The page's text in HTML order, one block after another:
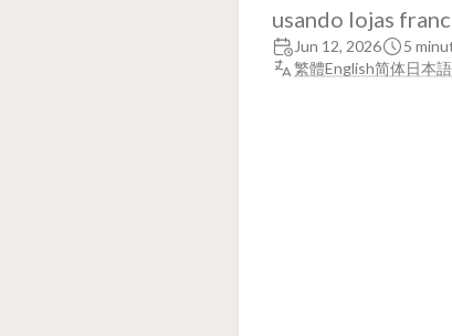
usando lojas
Jun 12, 2026
5
繁體English简体日本語